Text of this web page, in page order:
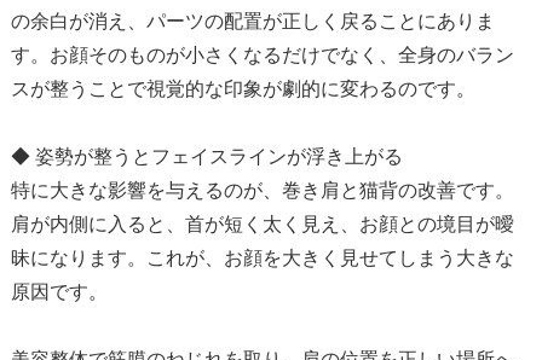
の余白が消え、パーツの配置が正しく戻ることにありま
す。お顔そのものが小さくなるだけでなく、全身のバラン
スが整うことで視覚的な印象が劇的に変わるのです。
◆ 姿勢が整うとフェイスラインが浮き上がる
特に大きな影響を与えるのが、巻き肩と猫背の改善です。
肩が内側に入ると、首が短く太く見え、お顔との境目が曖
昧になります。これが、お顔を大きく見せてしまう大きな
原因です。